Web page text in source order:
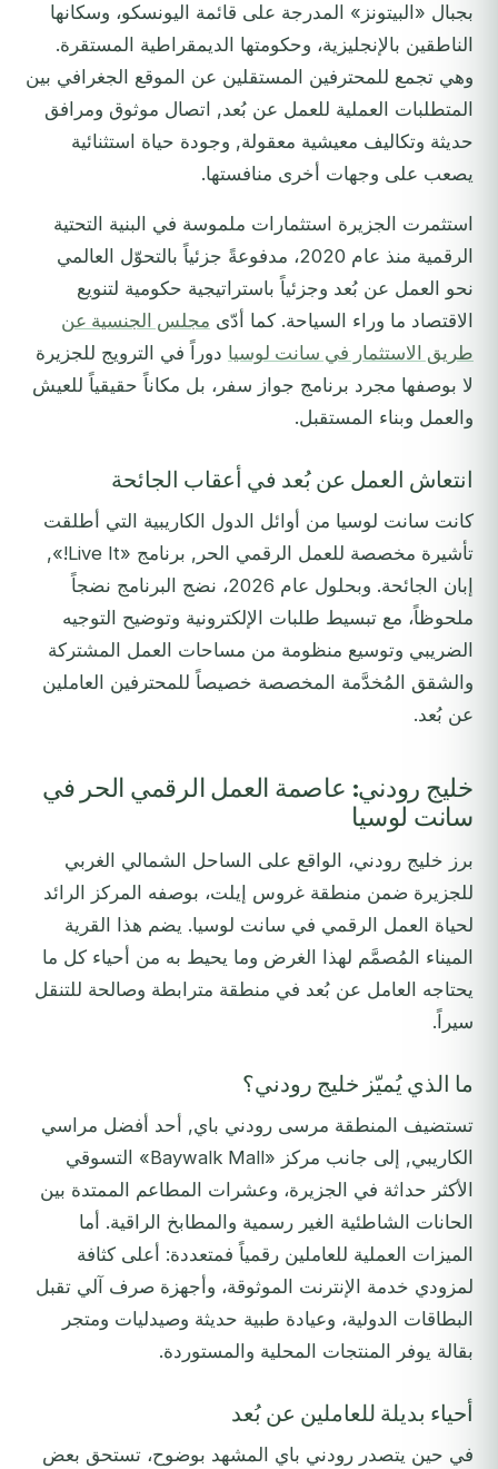
بجبال «البيتونز» المدرجة على قائمة اليونسكو، وسكانها
الناطقين بالإنجليزية، وحكومتها الديمقراطية المستقرة.
وهي تجمع للمحترفين المستقلين عن الموقع الجغرافي بين
المتطلبات العملية للعمل عن بُعد, اتصال موثوق ومرافق
حديثة وتكاليف معيشية معقولة, وجودة حياة استثنائية
يصعب على وجهات أخرى منافستها.
استثمرت الجزيرة استثمارات ملموسة في البنية التحتية
الرقمية منذ عام 2020، مدفوعةً جزئياً بالتحوّل العالمي
نحو العمل عن بُعد وجزئياً باستراتيجية حكومية لتنويع
الاقتصاد ما وراء السياحة. كما أدّى مجلس الجنسية عن
طريق الاستثمار في سانت لوسيا دوراً في الترويج للجزيرة
لا بوصفها مجرد برنامج جواز سفر، بل مكاناً حقيقياً للعيش
والعمل وبناء المستقبل.
انتعاش العمل عن بُعد في أعقاب الجائحة
كانت سانت لوسيا من أوائل الدول الكاريبية التي أطلقت
تأشيرة مخصصة للعمل الرقمي الحر, برنامج «Live It!»,
إبان الجائحة. وبحلول عام 2026، نضج البرنامج نضجاً
ملحوظاً، مع تبسيط طلبات الإلكترونية وتوضيح التوجيه
الضريبي وتوسيع منظومة من مساحات العمل المشتركة
والشقق المُخدَّمة المخصصة خصيصاً للمحترفين العاملين
عن بُعد.
خليج رودني: عاصمة العمل الرقمي الحر في
سانت لوسيا
برز خليج رودني، الواقع على الساحل الشمالي الغربي
للجزيرة ضمن منطقة غروس إيلت، بوصفه المركز الرائد
لحياة العمل الرقمي في سانت لوسيا. يضم هذا القرية
الميناء المُصمَّم لهذا الغرض وما يحيط به من أحياء كل ما
يحتاجه العامل عن بُعد في منطقة مترابطة وصالحة للتنقل
سيراً.
ما الذي يُميّز خليج رودني؟
تستضيف المنطقة مرسى رودني باي, أحد أفضل مراسي
الكاريبي, إلى جانب مركز «Baywalk Mall» التسوقي
الأكثر حداثة في الجزيرة، وعشرات المطاعم الممتدة بين
الحانات الشاطئية الغير رسمية والمطابخ الراقية. أما
الميزات العملية للعاملين رقمياً فمتعددة: أعلى كثافة
لمزودي خدمة الإنترنت الموثوقة، وأجهزة صرف آلي تقبل
البطاقات الدولية، وعيادة طبية حديثة وصيدليات ومتجر
بقالة يوفر المنتجات المحلية والمستوردة.
أحياء بديلة للعاملين عن بُعد
في حين يتصدر رودني باي المشهد بوضوح، تستحق بعض